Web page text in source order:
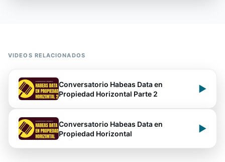
VIDEOS RELACIONADOS
Conversatorio Habeas Data en
Propiedad Horizontal Parte 2
▶
Conversatorio Habeas Data en
Propiedad Horizontal
▶